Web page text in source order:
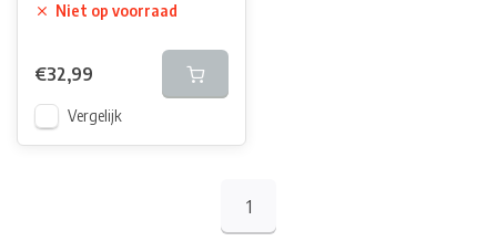
Niet op voorraad
€32,99
Vergelijk
1